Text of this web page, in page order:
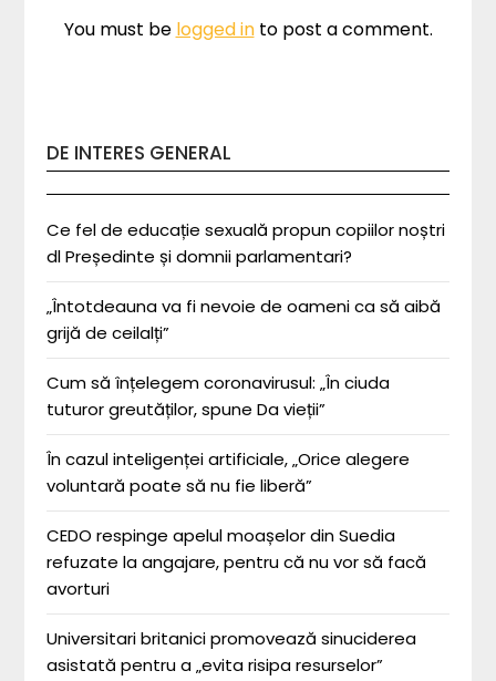
You must be logged into post a comment.
DE INTERES GENERAL
Ce fel de educație sexuală propun copiilor noștri
dl Președinte și domnii parlamentari?
„Întotdeauna va fi nevoie de oameni ca să aibă
grijă de ceilalți”
Cum să înțelegem coronavirusul: „În ciuda
tuturor greutăților, spune Da vieții”
În cazul inteligenței artificiale, „Orice alegere
voluntară poate să nu fie liberă”
CEDO respinge apelul moașelor din Suedia
refuzate la angajare, pentru că nu vor să facă
avorturi
Universitari britanici promovează sinuciderea
asistată pentru a „evita risipa resurselor”